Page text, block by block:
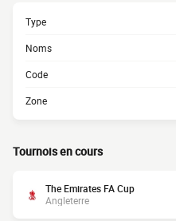
Type
Noms
Code
Zone
Tournois en cours
The Emirates FA Cup
Angleterre